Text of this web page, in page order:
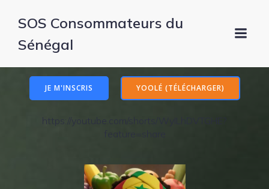
SOS Consommateurs du
Sénégal
JE M'INSCRIS YOOLÉ (TÉLÉCHARGER)
https://youtube.com/shorts/WyILhDVTGHE?